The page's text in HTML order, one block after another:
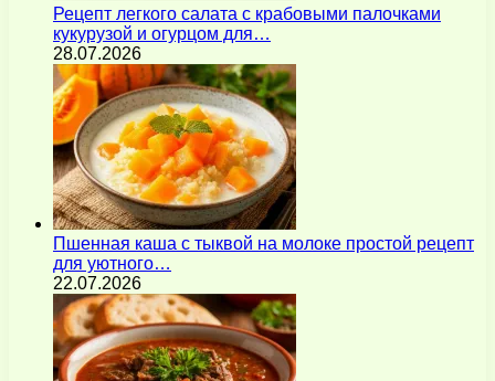
Рецепт легкого салата с крабовыми палочками
кукурузой и огурцом для…
28.07.2026
Пшенная каша с тыквой на молоке простой рецепт
для уютного…
22.07.2026